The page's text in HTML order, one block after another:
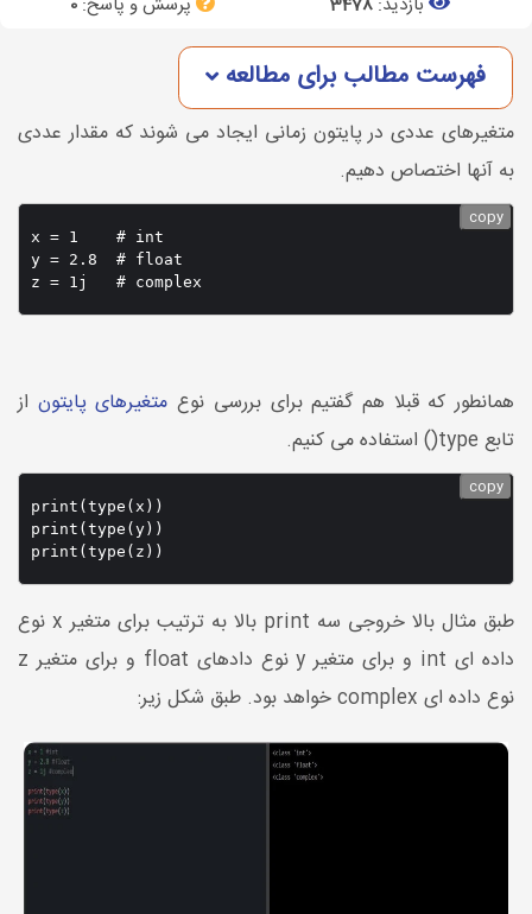
3478
0
فهرست مطالب برای مطالعه
متغیرهای عددی در پایتون زمانی ایجاد می شوند که مقدار عددی
به آنها اختصاص دهیم.
x = 1    # int
y = 2.8  # float
copy
همانطور که قبلا هم گفتیم برای بررسی نوع متغیرهای پایتون از
تابع type() استفاده می کنیم.
print(type(x))
print(type(y))
copy
طبق مثال بالا خروجی سه print بالا به ترتیب برای متغیر x نوع
داده ای int و برای متغیر y نوع دادهای float و برای متغیر z
نوع داده ای complex خواهد بود. طبق شکل زیر: